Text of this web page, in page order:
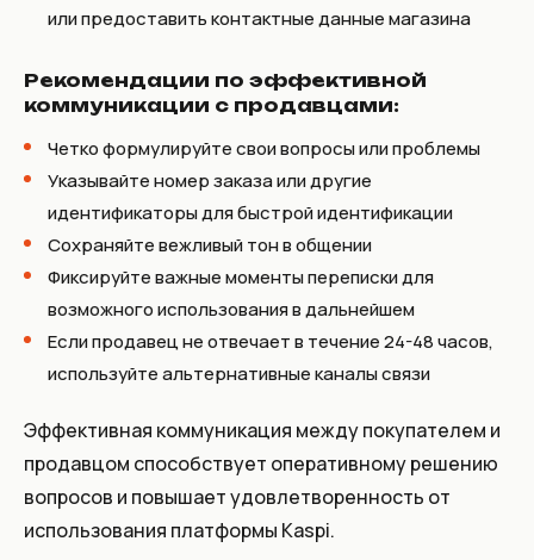
или предоставить контактные данные магазина
Рекомендации по эффективной
коммуникации с продавцами:
Четко формулируйте свои вопросы или проблемы
Указывайте номер заказа или другие
идентификаторы для быстрой идентификации
Сохраняйте вежливый тон в общении
Фиксируйте важные моменты переписки для
возможного использования в дальнейшем
Если продавец не отвечает в течение 24-48 часов,
используйте альтернативные каналы связи
Эффективная коммуникация между покупателем и
продавцом способствует оперативному решению
вопросов и повышает удовлетворенность от
использования платформы Kaspi.